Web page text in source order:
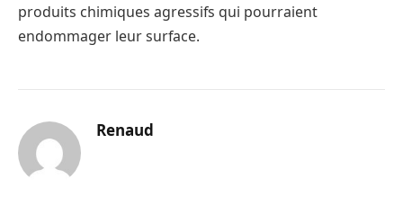
produits chimiques agressifs qui pourraient
endommager leur surface.
Renaud